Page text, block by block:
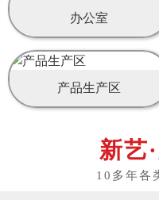
办公室
产品生产区